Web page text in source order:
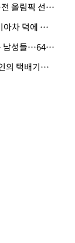
· "척추 부상에도 검사 못 받아"…전 올림픽 선수, 美봅슬레이협회 상대 소송
· 英유명 여배우, 큰 교통사고서 기아차 덕에 살았다
· "주식 매일 사고판다"는 美 젊은 남성들…64%가 "나는 인생의 패배자“
· 엘베 문 열리자 지팡이 '퍽'…노인의 택배기사 폭행 이유